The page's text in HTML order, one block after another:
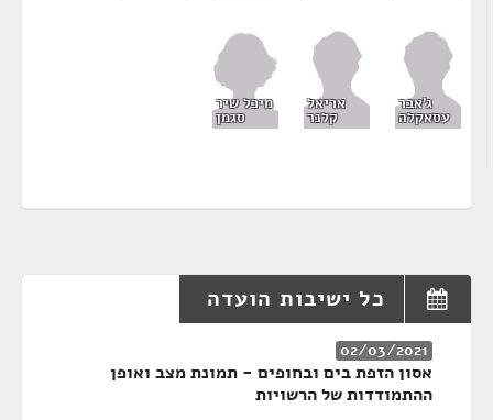
ג'אבר
עסאקלה
אריאל
קלנר
מיכל שיר
סגמן
כל ישיבות הועדה
02/03/2021
אסון הזפת בים ובחופים - תמונת מצב ואופן
ההתמודדות של הרשויות